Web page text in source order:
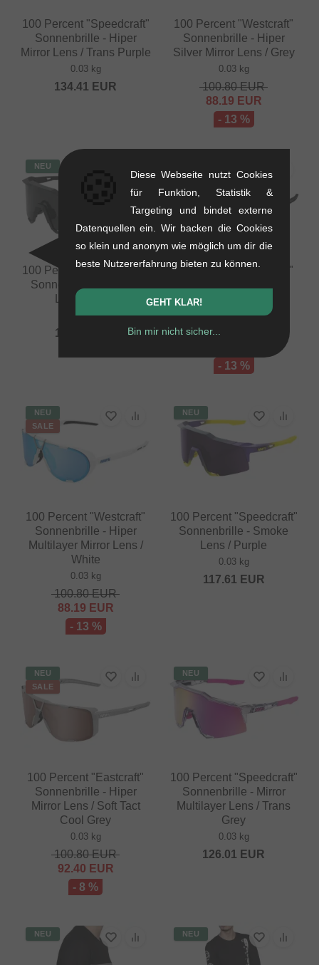
100 Percent "Speedcraft"
Sonnenbrille - Hiper
Mirror Lens / Trans Purple
0.03 kg
134.41 EUR
100 Percent "Westcraft"
Sonnenbrille - Hiper
Silver Mirror Lens / Grey
0.03 kg
100.80EUR
88.19 EUR
- 13 %
NEU
100 Percent "Speedcraft"
Sonnenbrille - Smoke
Lens / Black
0.03 kg
117.61
SALE
100 Percent "Westcraft"
0.03 kg
100.80
- 13 %
NEU
SALE
100 Percent "Westcraft"
Sonnenbrille - Hiper
Multilayer Mirror Lens /
White
0.03 kg
100.80EUR
88.19 EUR
- 13 %
NEU
100 Percent "Speedcraft"
Sonnenbrille - Smoke
Lens / Purple
0.03 kg
117.61 EUR
NEU
SALE
100 Percent "Eastcraft"
Sonnenbrille - Hiper
Mirror Lens / Soft Tact
Cool Grey
0.03 kg
100.80EUR
92.40 EUR
- 8 %
NEU
100 Percent "Speedcraft"
Sonnenbrille - Mirror
Multilayer Lens / Trans
Grey
0.03 kg
126.01 EUR
NEU NEU
Diese Webseite nutzt Cookies
für Funktion, Statistik &
Targeting und bindet externe
Datenquellen ein. Wir backen die Cookies
so klein und anonym wie möglich um dir die
beste Nutzererfahrung bieten zu können.
GEHT KLAR!
Bin mir nicht sicher...